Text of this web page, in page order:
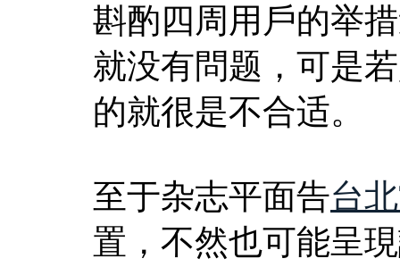
斟酌四周用戶的举
就没有問题，可是
的就很是不合适。
至于杂志平面告台
置，不然也可能呈